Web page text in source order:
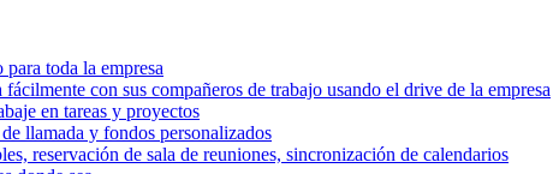
toda la empresa
con sus compañeros de trabajo usando el drive de la empresa
en tareas y proyectos
llamada y fondos personalizados
reservación de sala de reuniones, sincronización de calendarios